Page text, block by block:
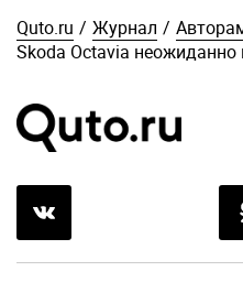
Quto.ru / Журнал /
Skoda Octavia неожиданно